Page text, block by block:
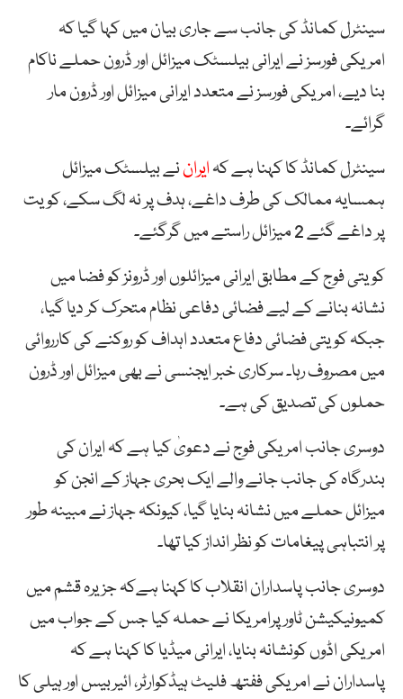
سینٹرل کمانڈ کی جانب سے جاری بیان میں کہا گیا کہ
امریکی فورسز نے ایرانی بیلسٹک میزائل اور ڈرون حملے ناکام
بنا دیے، امریکی فورسز نے متعدد ایرانی میزائل اور ڈرون مار
گرائے۔
سینٹرل کمانڈ کا کہنا ہے کہایراننے بیلسٹک میزائل
ہمسایہ ممالک کی طرف داغے، ہدف پر نہ لگ سکے، کویت
پر داغے گئے 2 میزائل راستے میں گرگئے۔
کویتی فوج کے مطابق ایرانی میزائلوں اور ڈرونز کو فضا میں
نشانہ بنانے کے لیے فضائی دفاعی نظام متحرک کر دیا گیا،
جبکہ کویتی فضائی دفاع متعدد اہداف کو روکنے کی کارروائی
میں مصروف رہا۔ سرکاری خبر ایجنسی نے بھی میزائل اور ڈرون
حملوں کی تصدیق کی ہے۔
دوسری جانب امریکی فوج نے دعویٰ کیا ہے کہ ایران کی
بندرگاہ کی جانب جانے والے ایک بحری جہاز کے انجن کو
میزائل حملے میں نشانہ بنایا گیا، کیونکہ جہاز نے مبینہ طور
پر انتباہی پیغامات کو نظر انداز کیا تھا۔
دوسری جانب پاسداران انقلاب کا کہنا ہےکہ جزیرہ قشم میں
کمیونیکیشن ٹاور پرامریکا نے حملہ کیا جس کے جواب میں
امریکی اڈوں کونشانہ بنایا، ایرانی میڈیا کا کہنا ہے کہ
پاسداران نے امریکی ففتھ فلیٹ ہیڈکوارٹر، ائیربیس اور ہیلی کا